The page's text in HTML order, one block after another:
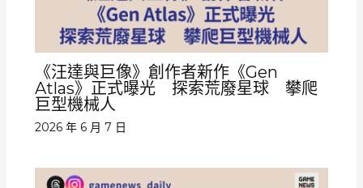
《汪達與巨像》創作者新作《Gen
Atlas》正式曝光 探索荒廢星球 攀爬
巨型機械人
2026 年 6 月 7 日